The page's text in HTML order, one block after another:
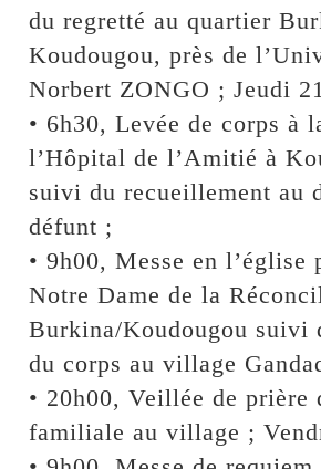
du regretté au quartier
Koudougou, près de
Norbert ZONGO ; Jeudi
• 6h30, Levée de corps à
l’Hôpital de l’Amitié à
suivi du recueillement au
défunt ;
• 9h00, Messe en l’église
Notre Dame de la
Burkina/Koudougou suivi
du corps au village
• 20h00, Veillée de prière
familiale au village ;